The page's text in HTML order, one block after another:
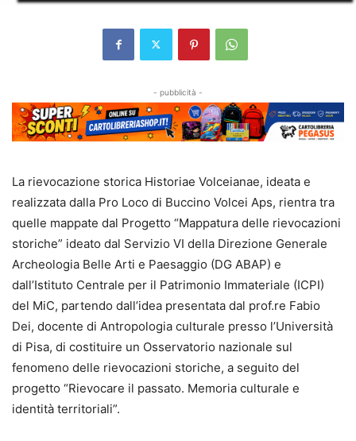
- pubblicità -
La rievocazione storica Historiae Volceianae, ideata e
realizzata dalla Pro Loco di Buccino Volcei Aps, rientra tra
quelle mappate dal Progetto “Mappatura delle rievocazioni
storiche” ideato dal Servizio VI della Direzione Generale
Archeologia Belle Arti e Paesaggio (DG ABAP) e
dall’Istituto Centrale per il Patrimonio Immateriale (ICPI)
del MiC, partendo dall’idea presentata dal prof.re Fabio
Dei, docente di Antropologia culturale presso l’Università
di Pisa, di costituire un Osservatorio nazionale sul
fenomeno delle rievocazioni storiche, a seguito del
progetto “Rievocare il passato. Memoria culturale e
identità territoriali”.